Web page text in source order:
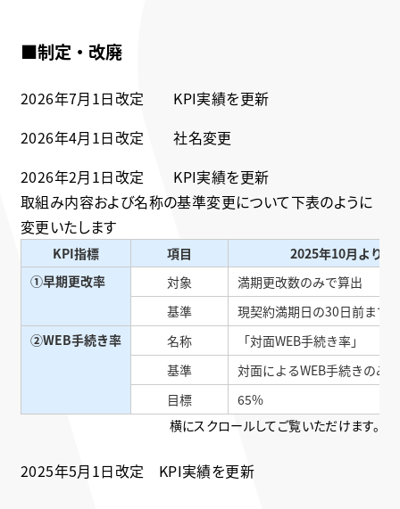
■制定・改廃
2026年7月1日改定 KPI実績を更新
2026年4月1日改定 社名変更
2026年2月1日改定 KPI実績を更新
取組み内容および名称の基準変更について下表のように
変更いたします
KPI指標 項目
2025年10月より
①早期更改率
対象
満期更改数のみで算出
基準
現契約満期日の30日前まで
②WEB手続き率
名称
「対面WEB手続き率」
基準
対面によるWEB手続きのみ
目標
65%
横にスクロールしてご覧いただけます。
2025年5月1日改定 KPI実績を更新